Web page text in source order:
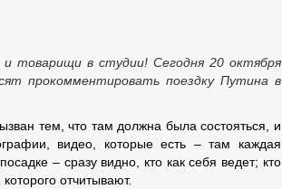
товарищи в студии! Сегодня 20 октября
прокомментировать поездку Путина в
тем, что там должна была состояться, и
видео, которые есть – там каждая
– сразу видно, кто как себя ведет; кто
отчитывают.